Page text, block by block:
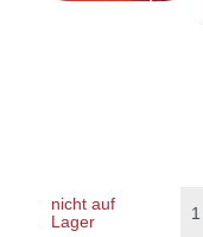
nicht auf
Lager